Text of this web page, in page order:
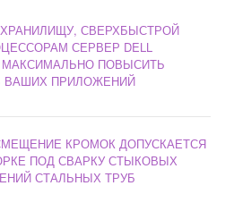
СВЕРХБЫСТРОЙ
СЕРВЕР DELL
МАКСИМАЛЬНО ПОВЫСИТЬ
ВАШИХ ПРИЛОЖЕНИЙ
КРОМОК ДОПУСКАЕТСЯ
ПОД СВАРКУ СТЫКОВЫХ
СТАЛЬНЫХ ТРУБ